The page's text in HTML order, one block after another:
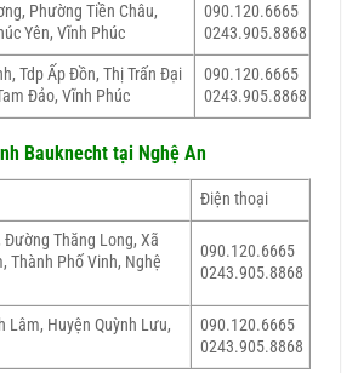
Phường Tiền Châu,
Yên, Vĩnh Phúc
090.120.6665
0243.905.8868
Tdp Ấp Đồn, Thị Trấn Đại
Đảo, Vĩnh Phúc
090.120.6665
0243.905.8868
Bauknecht tại Nghệ An
Điện thoại
Đường Thăng Long, Xã
Thành Phố Vinh, Nghệ
090.120.6665
0243.905.8868
Lâm, Huyện Quỳnh Lưu,
090.120.6665
0243.905.8868